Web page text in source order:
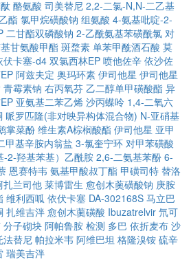
酪氨酸 司美替尼 2,2-二氯-N,N-二乙基
酯 氯甲烷磺酸钠 组氨酸 4-氨基吡啶-2-
二甘酯双磷酸钠 2-乙酰氨基苯磺酰氯 对
甘氨酸甲酯 斑蝥素 单苯甲酰酒石酸 莫
伏卡塞-d4 双氯西林EP 喷他佐辛 依沙佐
阿兹夫定 奥玛环素 伊司他星 伊司他星
青霉素钠 右丙氧芬 乙二醇单甲磺酸酯 异
亚氨基二苯乙烯 沙丙蝶呤 1,4-二氧六
哌罗匹隆(非对映异构体混合物) N-亚硝基
掌菜酚 维生素A棕榈酸酯 伊司他星 亚甲
甲基辛胺内翁盐 3-氯奎宁环 对甲苯磺酸
-2-羟基苯基）乙酰胺 2,6-二氨基苯酚 6-
恩赛特韦 氨基甲酸叔丁酯 甲磺司特 替洛
扎兰司他 莱博雷生 愈创木薁磺酸钠 庚胺
维利西呱 依伏卡塞 DA-302168S 马立巴
扎维吉泮 愈创木薁磺酸 Ibuzatrelvir 氘可
分子砌块 阿帕鲁胺 检测 多巴 依折麦布 沙
法替尼 帕拉米韦 阿维巴坦 格隆溴铵 硫辛
瑞美吉泮